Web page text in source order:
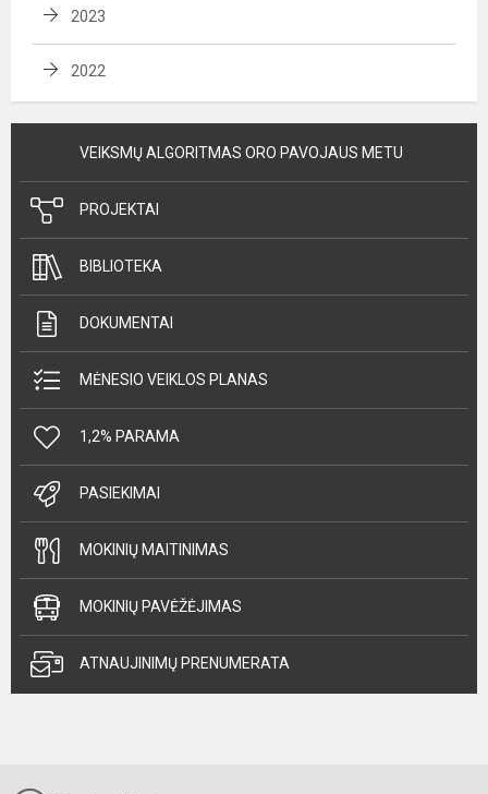
2023
2022
VEIKSMŲ ALGORITMAS ORO PAVOJAUS METU
PROJEKTAI
BIBLIOTEKA
DOKUMENTAI
MĖNESIO VEIKLOS PLANAS
1,2% PARAMA
PASIEKIMAI
MOKINIŲ MAITINIMAS
MOKINIŲ PAVĖŽĖJIMAS
ATNAUJINIMŲ PRENUMERATA